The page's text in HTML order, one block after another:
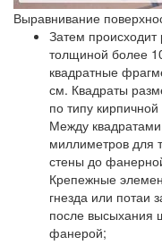
Выравнивание
Затем происходит
толщиной более
квадратные
см. Квадраты
по типу
Между
миллиметров для
стены до
Крепежные
гнезда или потаи
после высыхания
фанерой;